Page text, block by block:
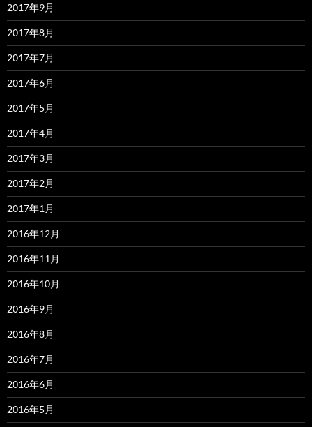
2017年9月
2017年8月
2017年7月
2017年6月
2017年5月
2017年4月
2017年3月
2017年2月
2017年1月
2016年12月
2016年11月
2016年10月
2016年9月
2016年8月
2016年7月
2016年6月
2016年5月